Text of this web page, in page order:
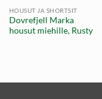
HOUSUT JA SHORTSIT
Dovrefjell Marka
housut miehille, Rusty